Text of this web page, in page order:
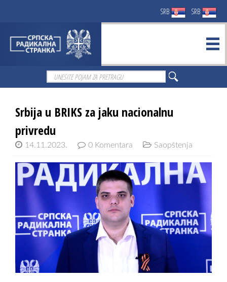
SRB SRB
Srbija u BRIKS za jaku nacionalnu
privredu
14.11.2023. 0 Komentara Saopštenja